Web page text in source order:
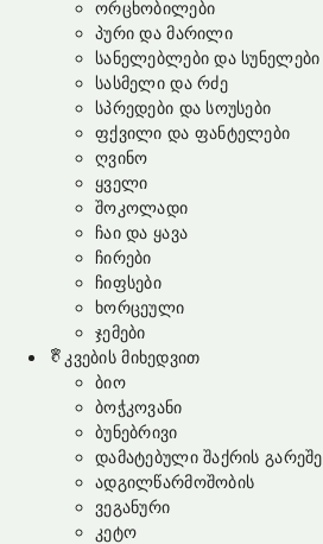
ორცხობილები
პური და მარილი
სანელებლები და სუნელები
სასმელი და რძე
სპრედები და სოუსები
ფქვილი და ფანტელები
ღვინო
ყველი
შოკოლადი
ჩაი და ყავა
ჩირები
ჩიფსები
ხორცეული
ჯემები
კვების მიხედვით
ბიო
ბოჭკოვანი
ბუნებრივი
დამატებული შაქრის გარეშე
ადგილწარმოშობის
ვეგანური
კეტო